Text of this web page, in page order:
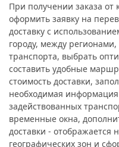
При получении заказа от
оформить заявку на
доставку с
городу, между
транспорта, выбрать
составить удобные
стоимость доставки,
необходимая информация
задействованных
временные окна,
доставки - отображается
географических зон и